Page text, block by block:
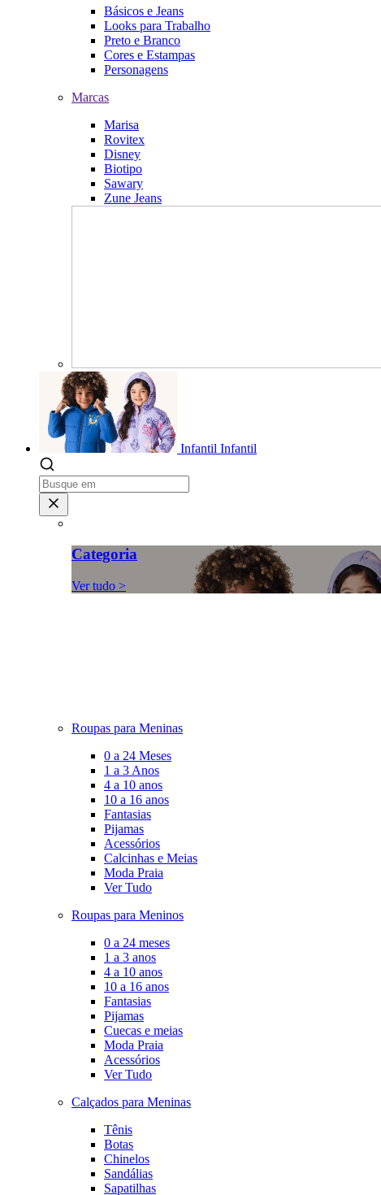
Básicos e Jeans
Looks para Trabalho
Preto e Branco
Cores e Estampas
Personagens
Marcas
Marisa
Rovitex
Disney
Biotipo
Sawary
Zune Jeans
Infantil Infantil
Categoria
Ver tudo >
Roupas para Meninas
0 a 24 Meses
1 a 3 Anos
4 a 10 anos
10 a 16 anos
Fantasias
Pijamas
Acessórios
Calcinhas e Meias
Moda Praia
Ver Tudo
Roupas para Meninos
0 a 24 meses
1 a 3 anos
4 a 10 anos
10 a 16 anos
Fantasias
Pijamas
Cuecas e meias
Moda Praia
Acessórios
Ver Tudo
Calçados para Meninas
Tênis
Botas
Chinelos
Sandálias
Sapatilhas